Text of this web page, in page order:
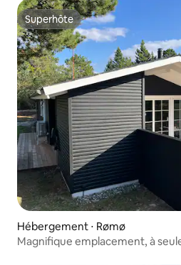
Superhôte
Superhôte
Hébergement ⋅ Rømø
Magnifique emplacement, à seulement 1000 mètres de la